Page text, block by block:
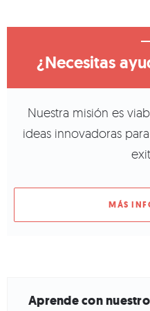
¿Necesitas
Nuestra misión es
ideas innovadoras
MÁS
Aprende con